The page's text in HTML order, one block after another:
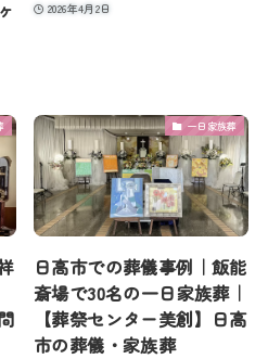
2026年4月2日
一日家族葬
日高市での葬儀事例｜飯能
斎場で30名の一日家族葬｜
【葬祭センター美創】日高
市の葬儀・家族葬